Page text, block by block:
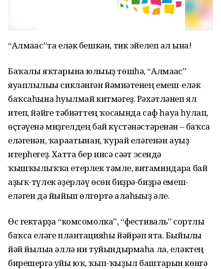
“Алмағас”та еләк бешкән, тик эйелеп ал ғына!
Баҡалы яҡтарына юлығыҙ төшһә, “Алмағас”
яуаплылығы сикләнгән йәмғиәтенең емеш-еләк
баҡсаһына һуғылмай китмәгеҙ. Рәхәтләнеп ял
итеп, йәйге тәбиғәттең ҡосағында саф һауа һулап,
өҫтәүенә миҙгелдең бай күстәнәстәренән – баҡса
еләгенән, ҡарағатынан, ҡурай еләгенән ауыҙ
итерһегеҙ. Хатта бер нисә сәғәт эсендә
ҡышҡылыҡҡа етерлек тәмле, витаминдарға бай
аҙыҡ-түлек әҙерләү өсөн биҙрә-биҙрә емеш-
еләген дә йыйып өлгөртә алаһығыҙ әле.
Өс гектарҙа “комсомолка”, “фестиваль” сортлы
баҡса еләге планта­цияһы йәйрәп ята. Быйылғы
йәй йылыға әллә ни туйындырмаһа ла, еләктең
бирешергә уйы юҡ, ҡып-ҡыҙыл баштарын көнгә